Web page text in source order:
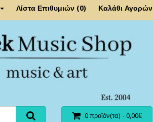
Λίστα Επιθυμιών (0) Καλάθι Αγορών
0 προϊόν(τα) - 0,00€